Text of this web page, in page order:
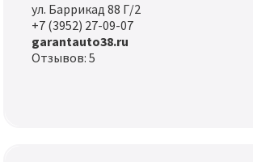
ул. Баррикад 88 Г/2
+7 (3952) 27-09-07
garantauto38.ru
Отзывов: 5